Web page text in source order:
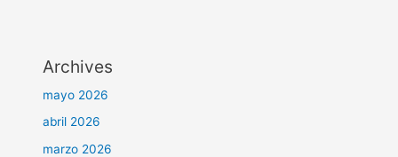
Archives
mayo 2026
abril 2026
marzo 2026